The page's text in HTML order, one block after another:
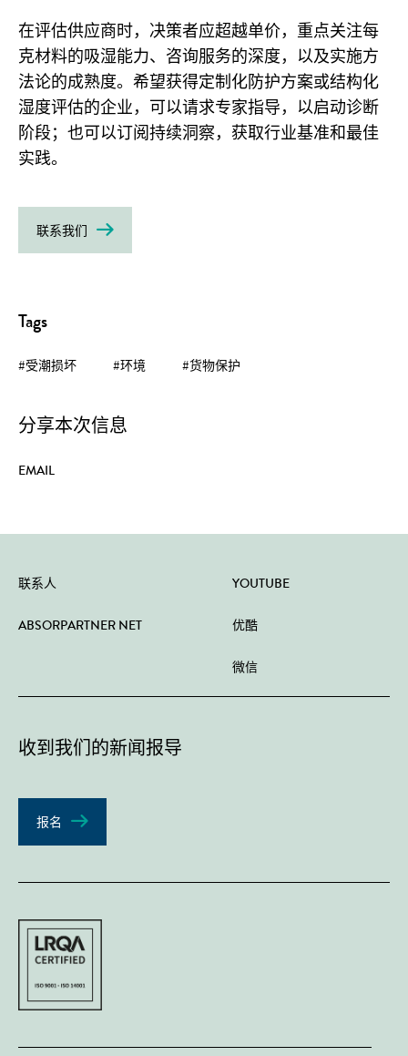
在评估供应商时，决策者应超越单价，重点关注每
克材料的吸湿能力、咨询服务的深度，以及实施方
法论的成熟度。希望获得定制化防护方案或结构化
湿度评估的企业，可以请求专家指导，以启动诊断
阶段；也可以订阅持续洞察，获取行业基准和最佳
实践。
联系我们
Tags
#受潮损坏 #环境 #货物保护
分享本次信息
EMAIL
联系人
ABSORPARTNER NET
YOUTUBE
优酷
微信
收到我们的新闻报导
报名